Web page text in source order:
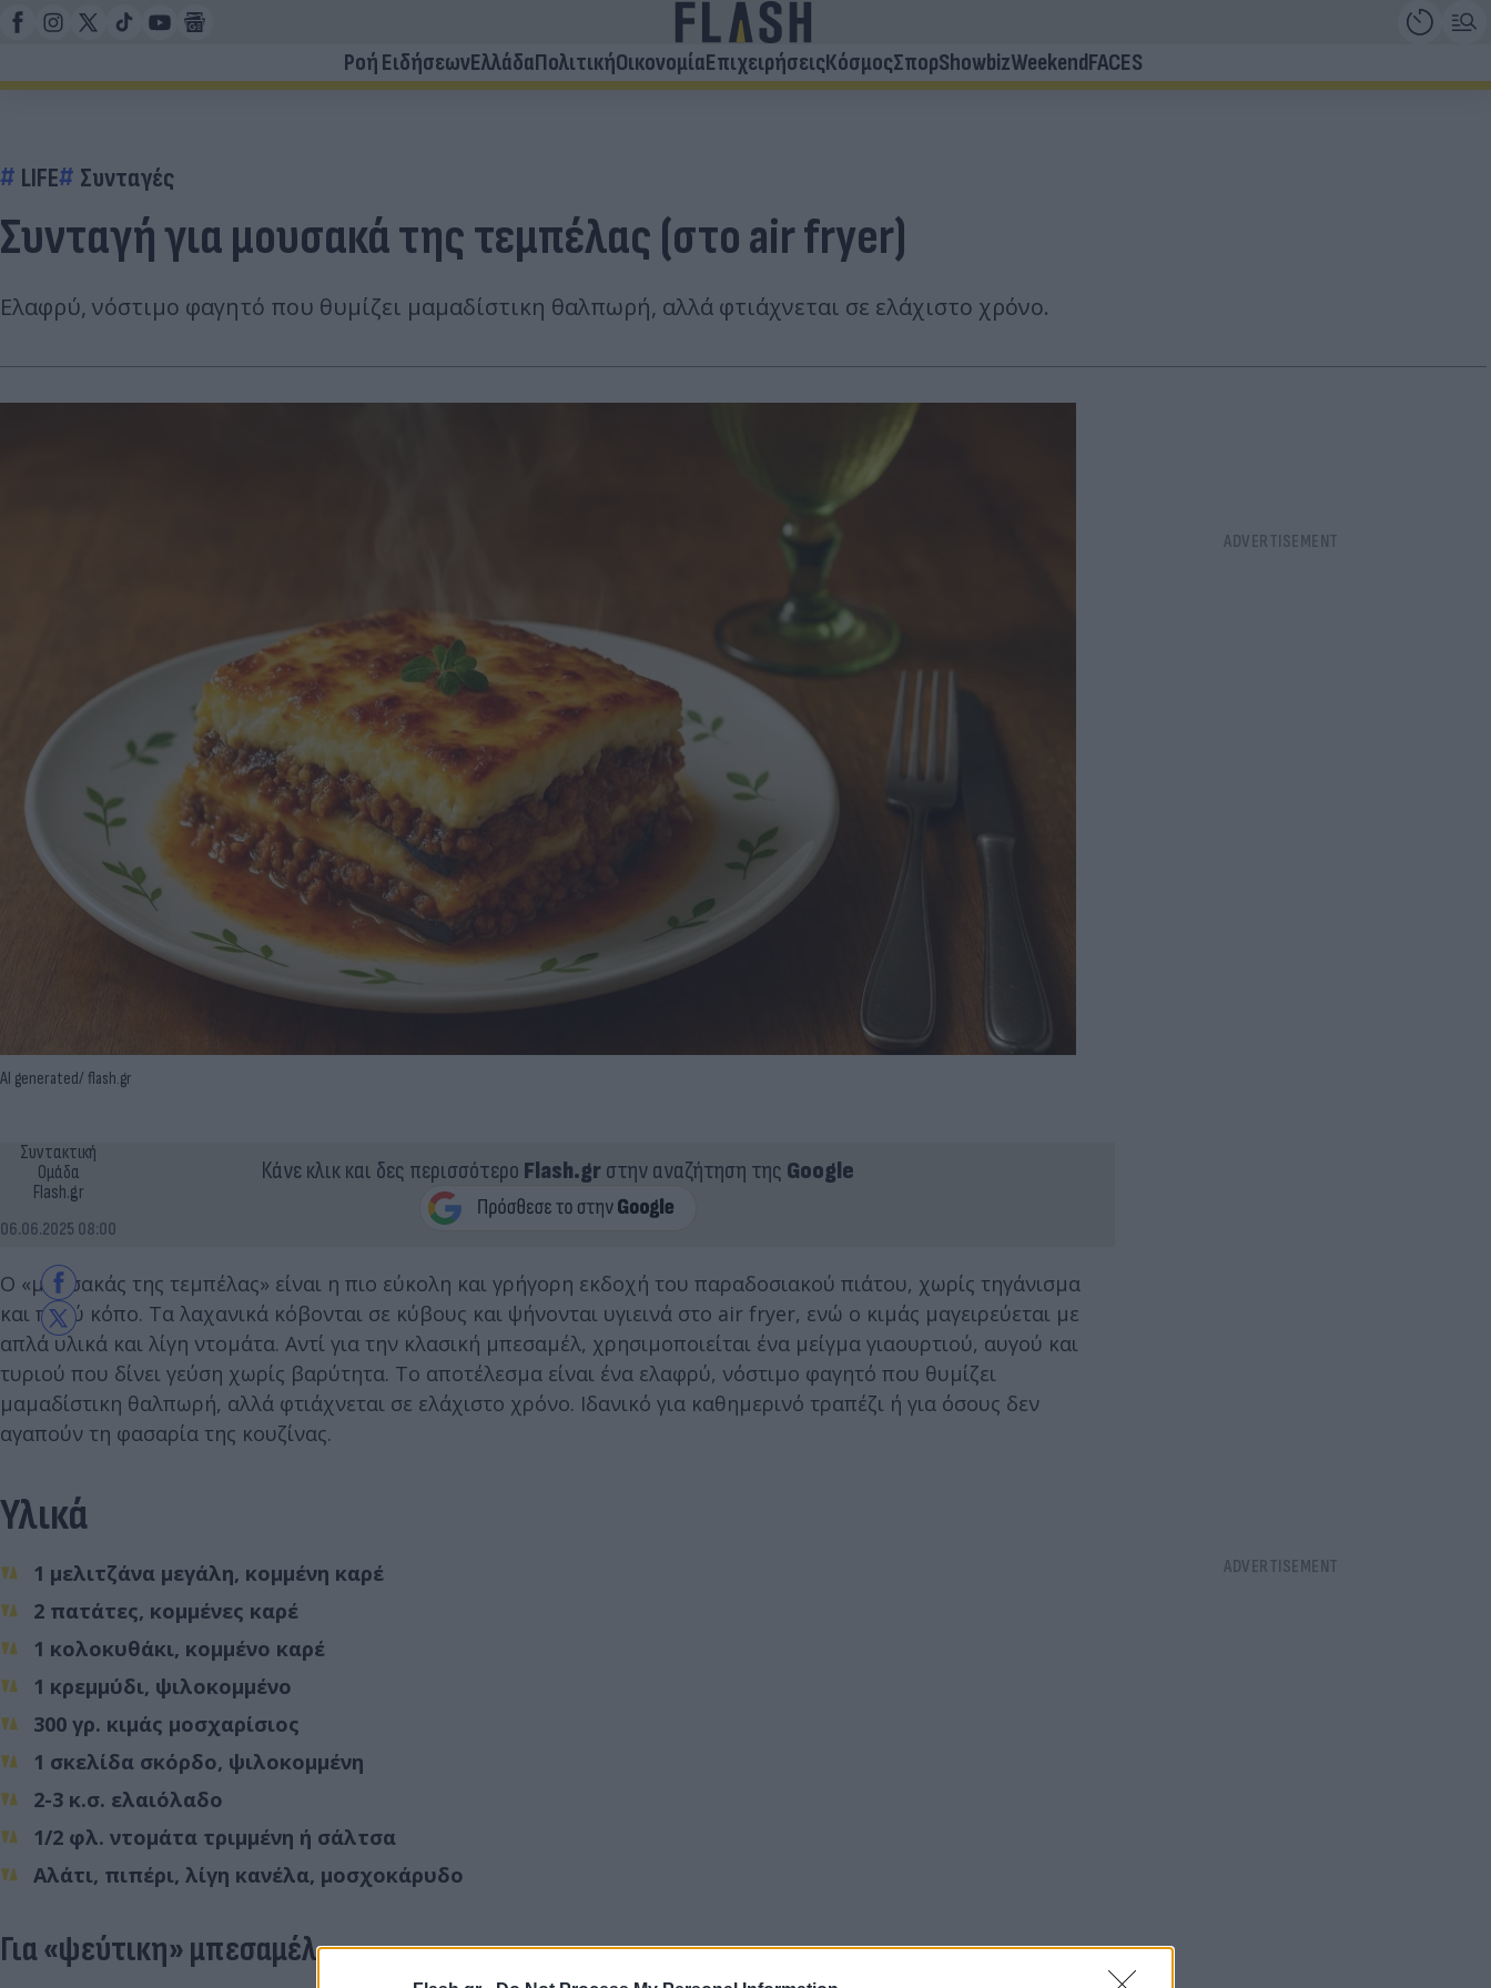
Ροή ΕιδήσεωνΕλλάδαΠολιτικήΟικονομίαΕπιχειρήσειςΚόσμοςΣπορShowbizWeekendFACES
LIFE Συνταγές
Συνταγή για μουσακά της τεμπέλας (στο air fryer)
Ελαφρύ, νόστιμο φαγητό που θυμίζει μαμαδίστικη θαλπωρή, αλλά φτιάχνεται σε ελάχιστο χρόνο.
ΑΙ generated/ flash.gr
Συντακτική
Ομάδα
Flash.gr
06.06.2025 08:00
Κάνε κλικ και δες περισσότερο Flash.grστην αναζήτηση της Google
Ο «μουσακάς της τεμπέλας» είναι η πιο εύκολη και γρήγορη εκδοχή του παραδοσιακού πιάτου, χωρίς τηγάνισμα
και πολύ κόπο. Τα λαχανικά κόβονται σε κύβους και ψήνονται υγιεινά στο air fryer, ενώ ο κιμάς μαγειρεύεται με
απλά υλικά και λίγη ντομάτα. Αντί για την κλασική μπεσαμέλ, χρησιμοποιείται ένα μείγμα γιαουρτιού, αυγού και
τυριού που δίνει γεύση χωρίς βαρύτητα. Το αποτέλεσμα είναι ένα ελαφρύ, νόστιμο φαγητό που θυμίζει
μαμαδίστικη θαλπωρή, αλλά φτιάχνεται σε ελάχιστο χρόνο. Ιδανικό για καθημερινό τραπέζι ή για όσους δεν
αγαπούν τη φασαρία της κουζίνας.
Υλικά
1 μελιτζάνα μεγάλη, κομμένη καρέ
2 πατάτες, κομμένες καρέ
1 κολοκυθάκι, κομμένο καρέ
1 κρεμμύδι, ψιλοκομμένο
300 γρ. κιμάς μοσχαρίσιος
1 σκελίδα σκόρδο, ψιλοκομμένη
2-3 κ.σ. ελαιόλαδο
1/2 φλ. ντομάτα τριμμένη ή σάλτσα
Αλάτι, πιπέρι, λίγη κανέλα, μοσχοκάρυδο
Για «ψεύτικη» μπεσαμέλ